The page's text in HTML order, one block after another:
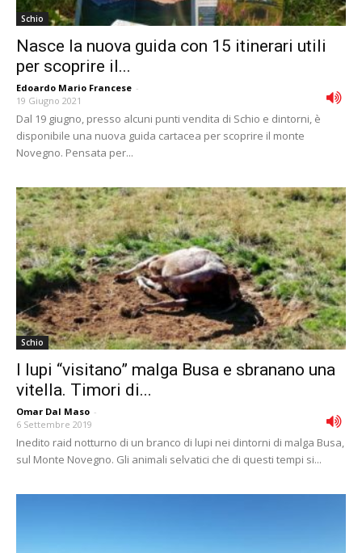
Schio
Nasce la nuova guida con 15 itinerari utili
per scoprire il...
Edoardo Mario Francese -
19 Giugno 2021
Dal 19 giugno, presso alcuni punti vendita di Schio e dintorni, è
disponibile una nuova guida cartacea per scoprire il monte
Novegno. Pensata per...
Schio
I lupi “visitano” malga Busa e sbranano una
vitella. Timori di...
Omar Dal Maso -
6 Settembre 2019
Inedito raid notturno di un branco di lupi nei dintorni di malga Busa,
sul Monte Novegno. Gli animali selvatici che di questi tempi si...